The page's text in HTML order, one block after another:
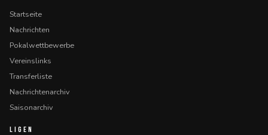
Startseite
Nachrichten
Pokalwettbewerbe
Vereinslinks
Transferliste
Nachrichtenarchiv
Saisonarchiv
LIGEN